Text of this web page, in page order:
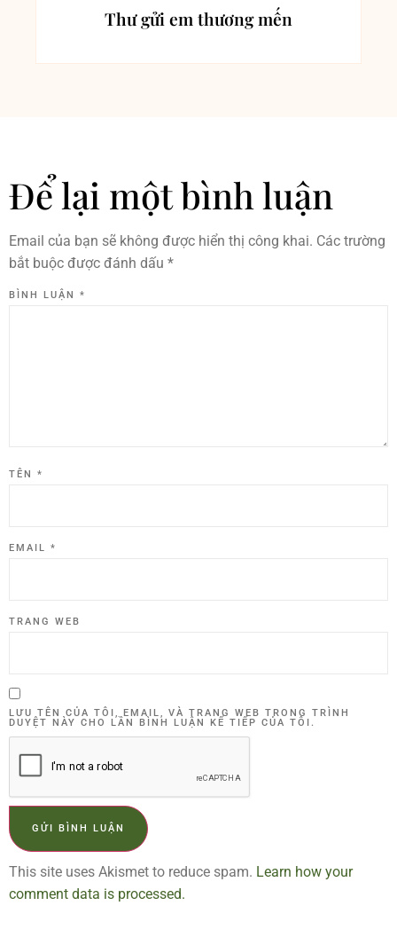
Thư gửi em thương mến
Để lại một bình luận
Email của bạn sẽ không được hiển thị công khai. Các trường
bắt buộc được đánh dấu *
BÌNH LUẬN *
TÊN *
EMAIL *
TRANG WEB
LƯU TÊN CỦA TÔI, EMAIL, VÀ TRANG WEB TRONG TRÌNH
DUYỆT NÀY CHO LẦN BÌNH LUẬN KẾ TIẾP CỦA TÔI.
This site uses Akismet to reduce spam. Learn how your
comment data is processed.